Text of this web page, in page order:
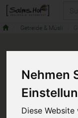
Nehmen
Diese
Getreide & Müsli